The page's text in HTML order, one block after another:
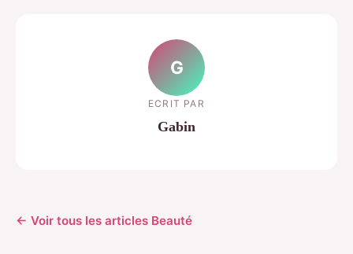
G
ECRIT PAR
Gabin
← Voir tous les articles Beauté